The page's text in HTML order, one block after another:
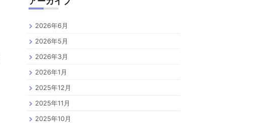
2026年6月
2026年5月
2026年3月
2026年1月
2025年12月
2025年11月
2025年10月